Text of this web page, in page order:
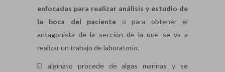
enfocadas para realizar análisis y estudio de
la boca del paciente o para obtener el
antagonista de la sección de la que se va a
realizar un trabajo de laboratorio.
El alginato procede de algas marinas y se